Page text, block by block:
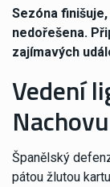
Sezóna
nedořešena.
zajímavých
Vedení
Španělský
pátou žlutou